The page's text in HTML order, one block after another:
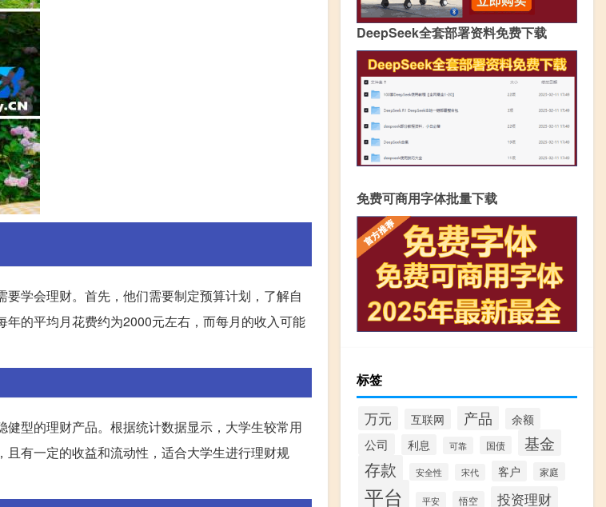
学会理财。首先，他们需要制定预算计划，了解自
的平均月花费约为2000元左右，而每月的收入可能
型的理财产品。根据统计数据显示，大学生较常用
有一定的收益和流动性，适合大学生进行理财规
DeepSeek全套部署资料免费下载
免费可商用字体批量下载
标签
万元 互联网 产品
余额
公司
利息 可靠 国债 基金
存款 安全性 宋代 客户 家庭
平台 平安 悟空 投资理财